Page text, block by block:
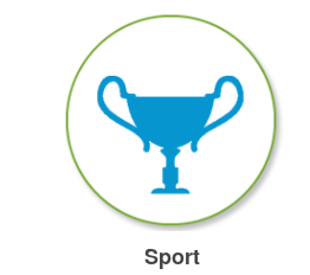
Sport